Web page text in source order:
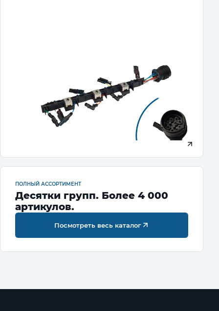
ПОЛНЫЙ АССОРТИМЕНТ
Десятки групп. Более 4 000
артикулов.
Посмотреть весь каталог